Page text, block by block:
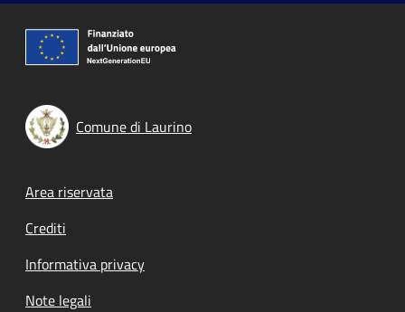
Comune di Laurino
Footer menu
Area riservata
Crediti
Informativa privacy
Note legali